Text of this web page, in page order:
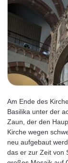
Am Ende des
Basilika unter der
Zaun, der den
Kirche wegen
neu aufgebaut
das er zur Zeit von